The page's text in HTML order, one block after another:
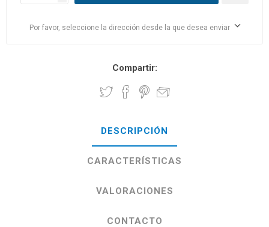
Por favor, seleccione la dirección desde la que desea enviar
Compartir:
DESCRIPCIÓN
CARACTERÍSTICAS
VALORACIONES
CONTACTO